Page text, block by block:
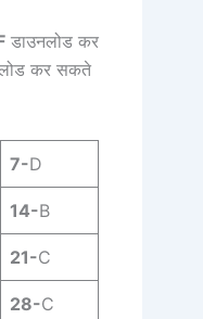
डाउनलोड कर
कर सकते
7-D
14-B
21-C
28-C